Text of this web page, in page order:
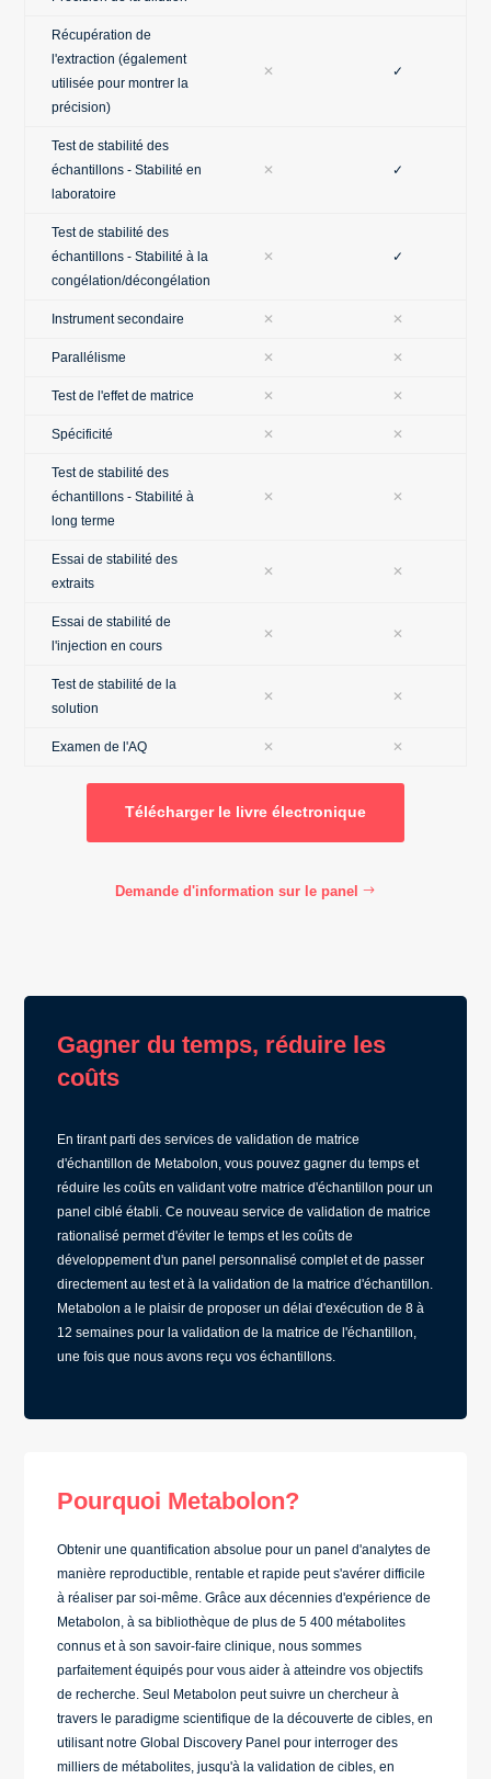
Récupération de
l'extraction (également
utilisée pour montrer la
précision)
✕ ✓
Test de stabilité des
échantillons - Stabilité en
laboratoire
✕ ✓
Test de stabilité des
échantillons - Stabilité à la
congélation/décongélation
✕ ✓
Instrument secondaire ✕ ✕
Parallélisme ✕ ✕
Test de l'effet de matrice ✕ ✕
Spécificité ✕ ✕
Test de stabilité des
échantillons - Stabilité à
long terme
✕ ✕
Essai de stabilité des
extraits
✕ ✕
Essai de stabilité de
l'injection en cours
✕ ✕
Test de stabilité de la
solution
✕ ✕
Examen de l'AQ ✕ ✕
Télécharger le livre électronique
Demande d'information sur le panel
Gagner du temps, réduire les
coûts
En tirant parti des services de validation de matrice
d'échantillon de Metabolon, vous pouvez gagner du temps et
réduire les coûts en validant votre matrice d'échantillon pour un
panel ciblé établi. Ce nouveau service de validation de matrice
rationalisé permet d'éviter le temps et les coûts de
développement d'un panel personnalisé complet et de passer
directement au test et à la validation de la matrice d'échantillon.
Metabolon a le plaisir de proposer un délai d'exécution de 8 à
12 semaines pour la validation de la matrice de l'échantillon,
une fois que nous avons reçu vos échantillons.
Pourquoi Metabolon?
Obtenir une quantification absolue pour un panel d'analytes de
manière reproductible, rentable et rapide peut s'avérer difficile
à réaliser par soi-même. Grâce aux décennies d'expérience de
Metabolon, à sa bibliothèque de plus de 5 400 métabolites
connus et à son savoir-faire clinique, nous sommes
parfaitement équipés pour vous aider à atteindre vos objectifs
de recherche. Seul Metabolon peut suivre un chercheur à
travers le paradigme scientifique de la découverte de cibles, en
utilisant notre Global Discovery Panel pour interroger des
milliers de métabolites, jusqu'à la validation de cibles, en